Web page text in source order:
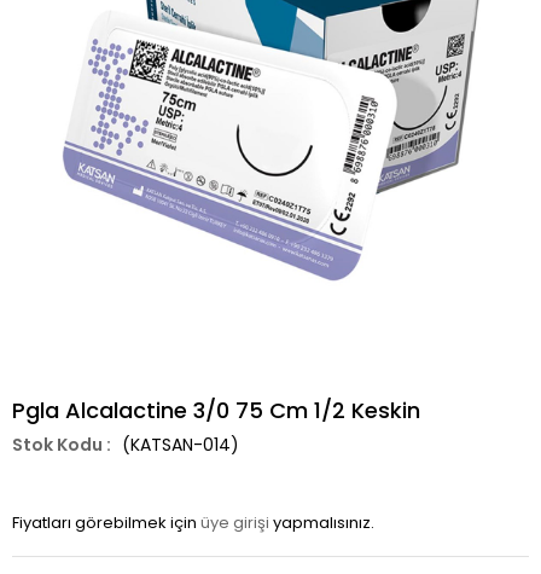
Pgla Alcalactine 3/0 75 Cm 1/2 Keskin
(KATSAN-014)
Fiyatları görebilmek için üye girişi yapmalısınız.